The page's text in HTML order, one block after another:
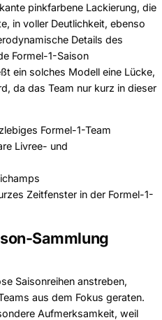
pinkfarbene Lackierung, die
in voller Deutlichkeit, ebenso
Details des
Formel-1-Saison
ein solches Modell eine Lücke,
da das Team nur kurz in dieser
Formel-1-Team
Livree- und
Zeitfenster in der Formel-1-
Sammlung
Saisonreihen anstreben,
aus dem Fokus geraten.
Aufmerksamkeit, weil